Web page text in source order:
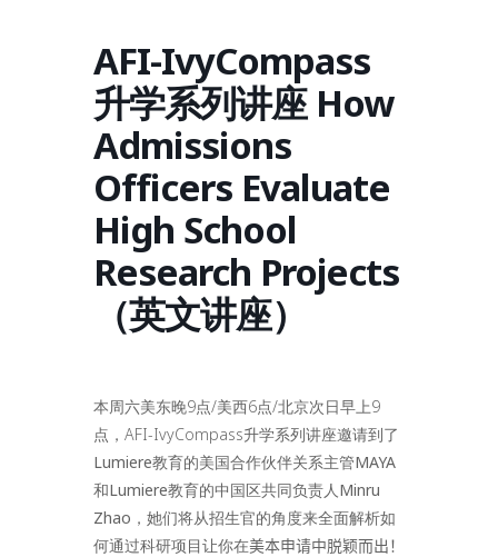
AFI-IvyCompass
升学系列讲座 How
Admissions
Officers Evaluate
High School
Research Projects
（英文讲座）
本周六美东晚9点/美西6点/北京次日早上9
点，AFI-IvyCompass升学系列讲座邀请到了
Lumiere教育的美国合作伙伴关系主管MAYA
和Lumiere教育的中国区共同负责人Minru
Zhao， 她们将从招生官的角度来全面解析如
何通过科研项目让你在美本申请中脱颖而出！